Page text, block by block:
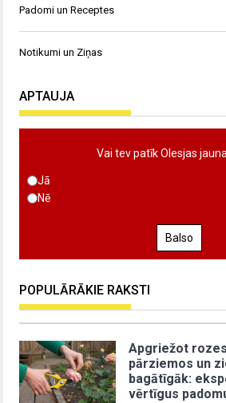
Padomi un Receptes
Notikumi un Ziņas
APTAUJA
Vai tev patīk Olesjas
Jā
Nē
Balso
POPULĀRĀKIE RAKSTI
Apgriežot
pārziemos un
bagātīgāk:
vērtīgus